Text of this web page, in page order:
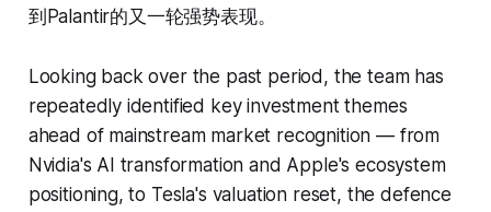
到Palantir的又一轮强势表现。
Looking back over the past period, the team has
repeatedly identified key investment themes
ahead of mainstream market recognition — from
Nvidia's AI transformation and Apple's ecosystem
positioning, to Tesla's valuation reset, the defence